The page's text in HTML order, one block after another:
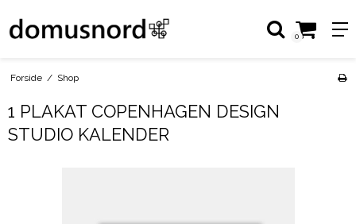
0
Forside / Shop
1 PLAKAT COPENHAGEN DESIGN
STUDIO KALENDER